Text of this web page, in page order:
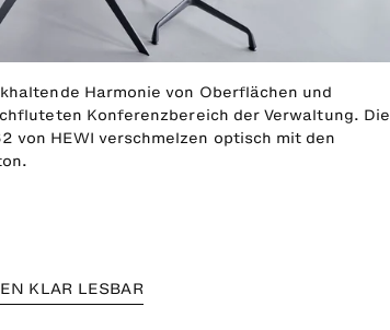
Harmonie von Oberflächen und
Konferenzbereich der Verwaltung. Die
von HEWI verschmelzen optisch mit den
KLAR LESBAR